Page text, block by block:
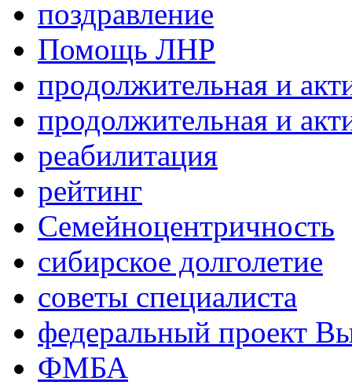
поздравление
Помощь ЛНР
продолжительная и
продолжительная и
реабилитация
рейтинг
Семейноцентричность
сибирское долголетие
советы специалиста
федеральный проект
ФМБА